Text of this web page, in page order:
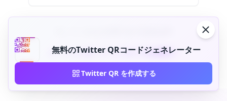
すべての QR コード タイプを表示
無料のTwitter QRコードジェネレーター
Twitter QR を作成する